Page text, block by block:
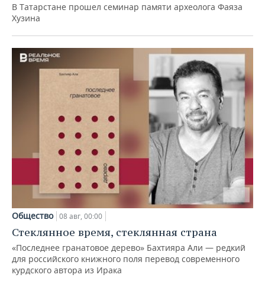
В Татарстане прошел семинар памяти археолога Фаяза
Хузина
Общество 08 авг, 00:00
Стеклянное время, стеклянная страна
«Последнее гранатовое дерево» Бахтияра Али — редкий
для российского книжного поля перевод современного
курдского автора из Ирака